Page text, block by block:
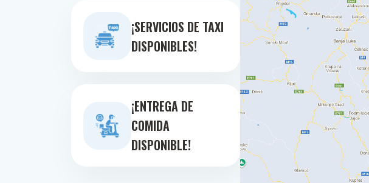
¡SERVICIOS DE TAXI
DISPONIBLES!
¡ENTREGA DE
COMIDA
DISPONIBLE!